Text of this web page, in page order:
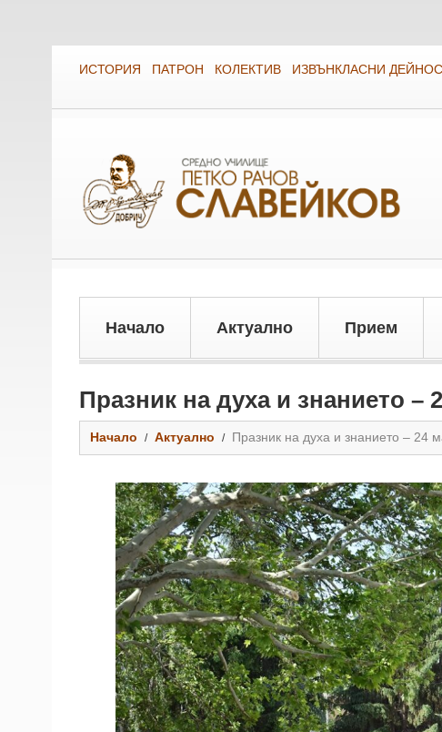
ИСТОРИЯ ПАТРОН КОЛЕКТИВ ИЗВЪНКЛАСНИ
Начало Актуално Прием
Празник на духа и знанието –
Начало Актуално Празник на духа и знанието – 24